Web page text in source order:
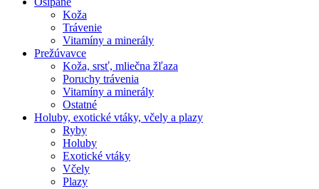
Koža
Trávenie
Vitamíny a minerály
Prežúvavce
Koža, srsť, mliečna žľaza
Poruchy trávenia
Vitamíny a minerály
Ostatné
Holuby, exotické vtáky, včely a plazy
Ryby
Holuby
Exotické vtáky
Včely
Plazy